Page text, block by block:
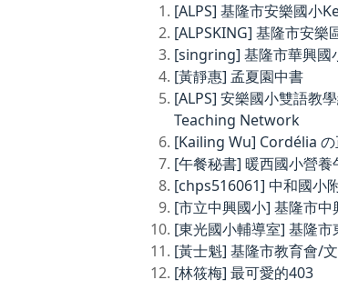
[ALPS] 基隆市安樂國小
[ALPSKING] 基隆市安樂
[singring] 基隆市華興國
[黃靜惠] 孟夏園中書
[ALPS] 安樂國小雙語教
Teaching Network
[Kailing Wu] Cordélia
[午餐秘書] 暖西國小營養
[chps516061] 中和國小
[市立中興國小] 基隆市
[東光國小輔導室] 基隆
[黃士魁] 基隆市教育會/
[林筱梅] 最可愛的403